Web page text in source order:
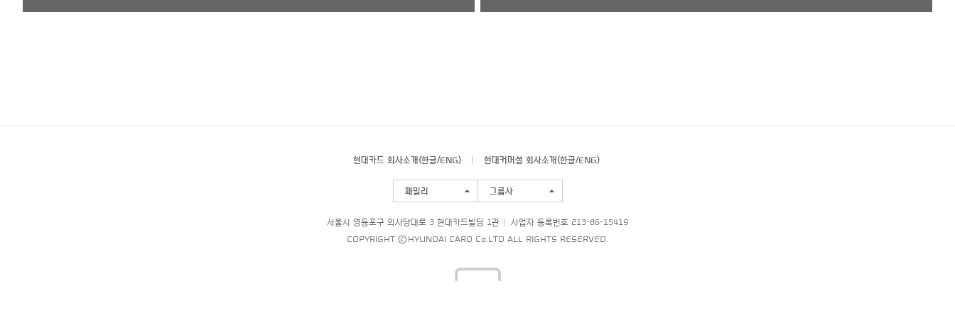
현대카드 회사소개(한글/ENG) 현대커머셜 회사소개(한글/ENG)
패밀리 그룹사
서울시 영등포구 의사당대로 3 현대카드빌딩 1관
사업자 등록번호 213-86-15419
COPYRIGHT © HYUNDAI CARD Co.LTD ALL RIGHTS RESERVED.